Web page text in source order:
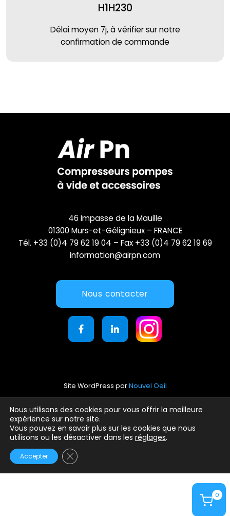
0
H1H230
Délai moyen 7j, à vérifier sur notre
confirmation de commande
Nous utilisons des cookies pour vous offrir la meilleure
expérience sur notre site.
Vous pouvez en savoir plus sur les cookies que nous
utilisons ou les désactiver dans les réglages.
Accepter Fermer la bannière des cookies GDPR
46 Impasse de la Mauille
01300 Murs-et-Gélignieux – FRANCE
Tél. +33 (0)4 79 62 19 04 – Fax +33 (0)4 79 62 19 69
information@airpn.com
Nous contacter
Site WordPress parNouvel Oeil
Mentions légales
Conditions générales d’utilisation
Politique de confidentialité